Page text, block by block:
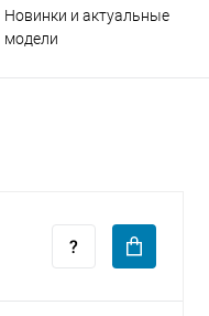
Новинки и актуальные
модели